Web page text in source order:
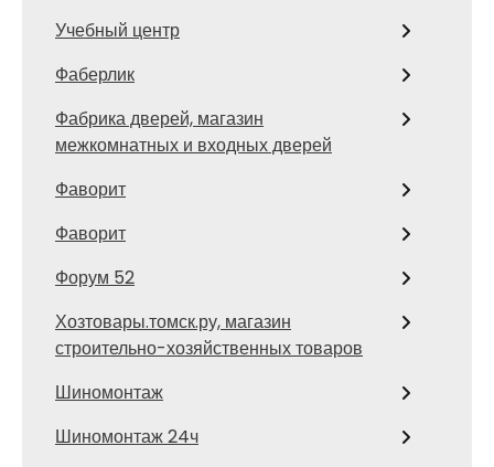
Учебный центр
Фаберлик
Фабрика дверей, магазин
межкомнатных и входных дверей
Фаворит
Фаворит
Форум 52
Хозтовары.томск.ру, магазин
строительно-хозяйственных товаров
Шиномонтаж
Шиномонтаж 24ч